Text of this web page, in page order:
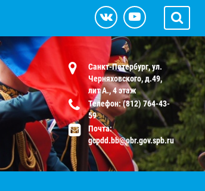
Санкт-Петербург, ул.
Черняховского, д.49,
лит А., 4 этаж
Телефон: (812) 764-43-
59
Почта:
gcpdd.bb@obr.gov.spb.ru